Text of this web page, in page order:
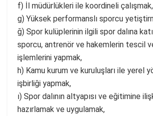
f) İl müdürlükleri ile koordineli çalışmak,
g) Yüksek performanslı sporcu
ğ) Spor kulüplerinin ilgili spor dalına
sporcu, antrenör ve hakemlerin tescil
işlemlerini yapmak,
h) Kamu kurum ve kuruluşları ile yerel
işbirliği yapmak,
ı) Spor dalının altyapısı ve eğitimine
hazırlamak ve uygulamak,